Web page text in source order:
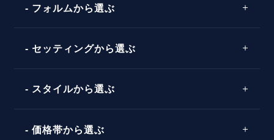
婚約指輪マッチング診断
タイミング
言葉
コンビネーション
フォルムから選ぶ
ストレートライン
セッティングから選ぶ
ソリテール
スタイルから選ぶ
シンプル
価格帯から選ぶ